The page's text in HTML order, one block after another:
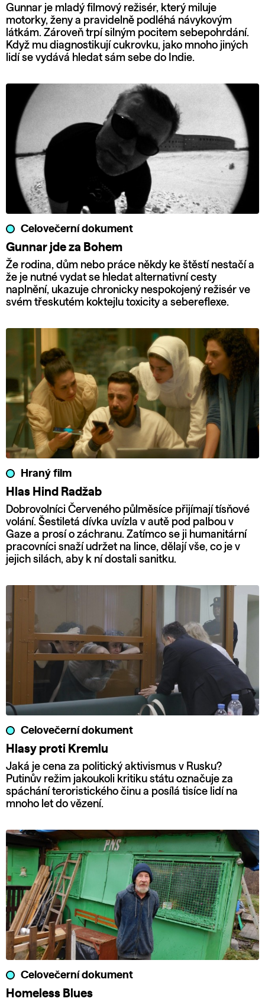
Gunnar je mladý filmový režisér, který miluje
motorky, ženy a pravidelně podléhá návykovým
látkám. Zároveň trpí silným pocitem sebepohrdání.
Když mu diagnostikují cukrovku, jako mnoho jiných
lidí se vydává hledat sám sebe do Indie.
Celovečerní dokument
Gunnar jde za Bohem
Že rodina, dům nebo práce někdy ke štěstí nestačí a
že je nutné vydat se hledat alternativní cesty
naplnění, ukazuje chronicky nespokojený režisér ve
svém třeskutém koktejlu toxicity a sebereflexe.
Hraný film
Hlas Hind Radžab
Dobrovolníci Červeného půlměsíce přijímají tísňové
volání. Šestiletá dívka uvízla v autě pod palbou v
Gaze a prosí o záchranu. Zatímco se ji humanitární
pracovníci snaží udržet na lince, dělají vše, co je v
jejich silách, aby k ní dostali sanitku.
Celovečerní dokument
Hlasy proti Kremlu
Jaká je cena za politický aktivismus v Rusku?
Putinův režim jakoukoli kritiku státu označuje za
spáchání teroristického činu a posílá tisíce lidí na
mnoho let do vězení.
Celovečerní dokument
Homeless Blues